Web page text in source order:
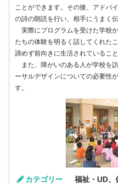
ことができます。その後、アドバ
の詩の朗読を行い、相手にうまく
実際にプログラムを受けた学校
たちの体験を明るく話してくれた
諦めず前向きに生活されていること
また、障がいのある人が学校を
ーサルデザインについての必要性
す。
カテゴリー
福祉・UD、